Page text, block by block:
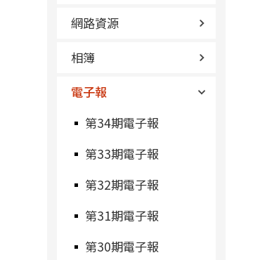
網路資源
相簿
電子報
第34期電子報
第33期電子報
第32期電子報
第31期電子報
第30期電子報